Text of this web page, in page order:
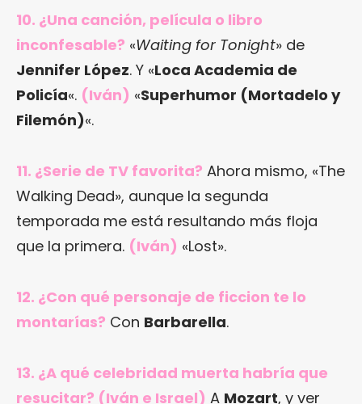
10. ¿Una canción, película o libro
inconfesable? «Waiting for Tonight» de
Jennifer López. Y «Loca Academia de
Policía«. (Iván) «Superhumor (Mortadelo y
Filemón)«.
11. ¿Serie de TV favorita? Ahora mismo, «The
Walking Dead», aunque la segunda
temporada me está resultando más floja
que la primera. (Iván) «Lost».
12. ¿Con qué personaje de ficcion te lo
montarías? Con Barbarella.
13. ¿A qué celebridad muerta habría que
resucitar? (Iván e Israel) A Mozart, y ver